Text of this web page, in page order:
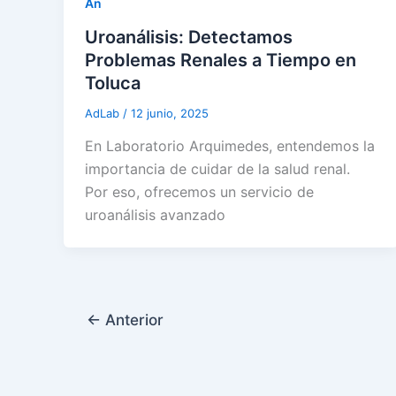
An
Uroanálisis: Detectamos
Problemas Renales a Tiempo en
Toluca
AdLab / 12 junio, 2025
En Laboratorio Arquimedes, entendemos la
importancia de cuidar de la salud renal.
Por eso, ofrecemos un servicio de
uroanálisis avanzado
← Anterior